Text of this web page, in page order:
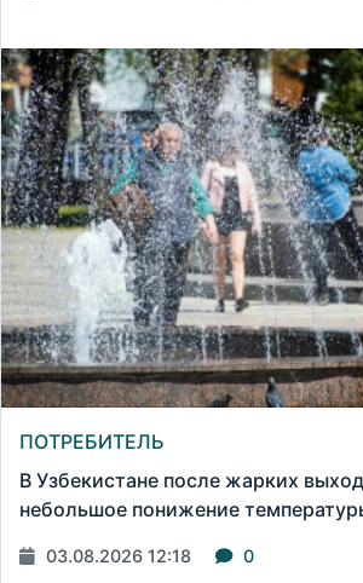
ПОТРЕБИТЕЛЬ
В Узбекистане после жарких
небольшое понижение
03.08.2026 12:18 0